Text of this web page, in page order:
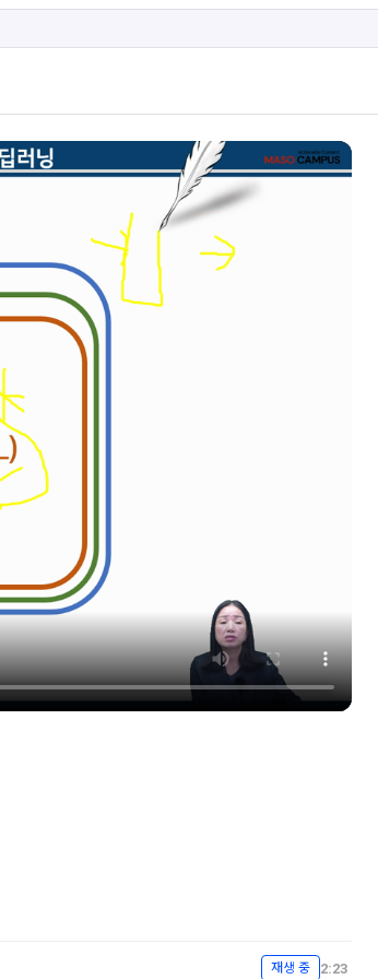
재생 중 2:23